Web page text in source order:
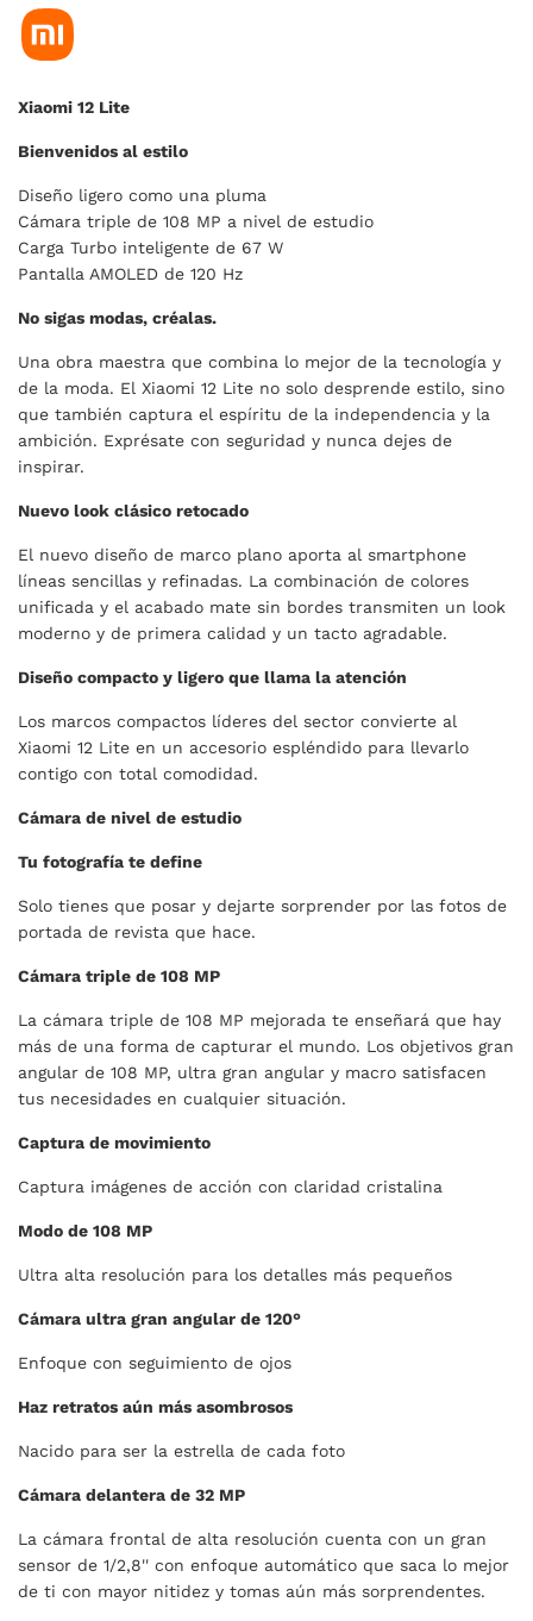
Xiaomi 12 Lite
Bienvenidos al estilo
Diseño ligero como una pluma
Cámara triple de 108 MP a nivel de estudio
Carga Turbo inteligente de 67 W
Pantalla AMOLED de 120 Hz
No sigas modas, créalas.
Una obra maestra que combina lo mejor de la tecnología y
de la moda. El Xiaomi 12 Lite no solo desprende estilo, sino
que también captura el espíritu de la independencia y la
ambición. Exprésate con seguridad y nunca dejes de
inspirar.
Nuevo look clásico retocado
El nuevo diseño de marco plano aporta al smartphone
líneas sencillas y refinadas. La combinación de colores
unificada y el acabado mate sin bordes transmiten un look
moderno y de primera calidad y un tacto agradable.
Diseño compacto y ligero que llama la atención
Los marcos compactos líderes del sector convierte al
Xiaomi 12 Lite en un accesorio espléndido para llevarlo
contigo con total comodidad.
Cámara de nivel de estudio
Tu fotografía te define
Solo tienes que posar y dejarte sorprender por las fotos de
portada de revista que hace.
Cámara triple de 108 MP
La cámara triple de 108 MP mejorada te enseñará que hay
más de una forma de capturar el mundo. Los objetivos gran
angular de 108 MP, ultra gran angular y macro satisfacen
tus necesidades en cualquier situación.
Captura de movimiento
Captura imágenes de acción con claridad cristalina
Modo de 108 MP
Ultra alta resolución para los detalles más pequeños
Cámara ultra gran angular de 120°
Enfoque con seguimiento de ojos
Haz retratos aún más asombrosos
Nacido para ser la estrella de cada foto
Cámara delantera de 32 MP
La cámara frontal de alta resolución cuenta con un gran
sensor de 1/2,8'' con enfoque automático que saca lo mejor
de ti con mayor nitidez y tomas aún más sorprendentes.